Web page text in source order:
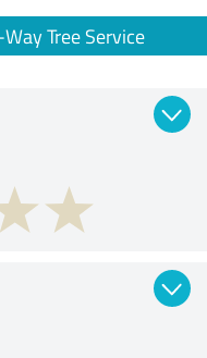
Tree Service